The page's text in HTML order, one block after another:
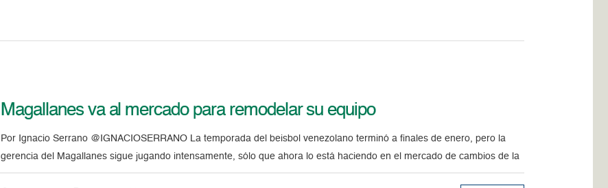
Magallanes va al mercado para remodelar su equipo
Por Ignacio Serrano @IGNACIOSERRANO La temporada del beisbol venezolano terminó a finales de enero, pero la
gerencia del Magallanes sigue jugando intensamente, sólo que ahora lo está haciendo en el mercado de cambios de la